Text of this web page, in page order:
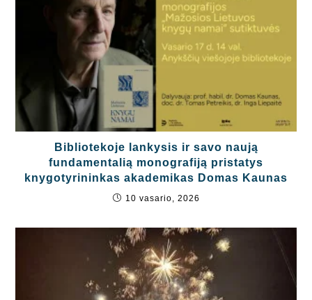
Bibliotekoje lankysis ir savo naują
fundamentalią monografiją pristatys
knygotyrininkas akademikas Domas Kaunas
10 vasario, 2026